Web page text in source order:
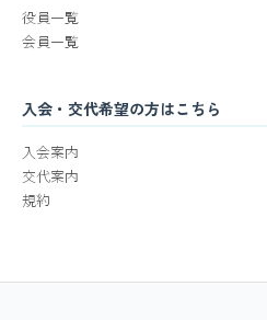
役員一覧
会員一覧
入会・交代希望の方はこちら
入会案内
交代案内
規約